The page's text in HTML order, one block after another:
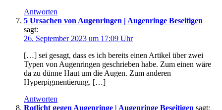
Antworten
5 Ursachen von Augenringen | Augenringe Beseitigen
sagt:
26. September 2023 um 17:09 Uhr
[…] sei gesagt, dass es ich bereits einen Artikel über zwei
Typen von Augenringen geschrieben habe. Zum einen wäre
da zu dünne Haut um die Augen. Zum anderen
Hyperpigmentierung. […]
Antworten
Rotlicht gegen Augenringe | Augenringe Beseitigen sagt: